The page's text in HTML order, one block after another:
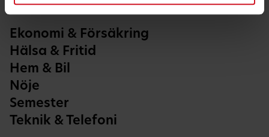
Ekonomi & Försäkring
Hälsa & Fritid
Hem & Bil
Nöje
Semester
Teknik & Telefoni